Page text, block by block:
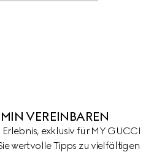
VEREINBAREN
exklusiv für MY GUCCI
wertvolle Tipps zu vielfältigen